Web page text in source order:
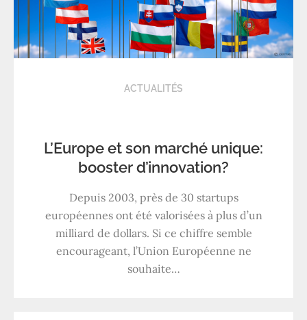
ACTUALITÉS
L’Europe et son marché unique:
booster d’innovation?
Depuis 2003, près de 30 startups
européennes ont été valorisées à plus d’un
milliard de dollars. Si ce chiffre semble
encourageant, l’Union Européenne ne
souhaite…